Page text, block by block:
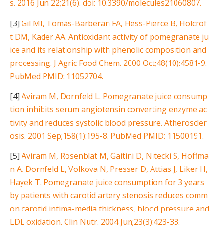
s. 2016 Jun 22;21(6). doi: 10.3390/molecules21060807.
[3] Gil MI, Tomás-Barberán FA, Hess-Pierce B, Holcrof
t DM, Kader AA. Antioxidant activity of pomegranate ju
ice and its relationship with phenolic composition and
processing. J Agric Food Chem. 2000 Oct;48(10):4581-9.
PubMed PMID: 11052704.
[4] Aviram M, Dornfeld L. Pomegranate juice consump
tion inhibits serum angiotensin converting enzyme ac
tivity and reduces systolic blood pressure. Atheroscler
osis. 2001 Sep;158(1):195-8. PubMed PMID: 11500191.
[5] Aviram M, Rosenblat M, Gaitini D, Nitecki S, Hoffma
n A, Dornfeld L, Volkova N, Presser D, Attias J, Liker H,
Hayek T. Pomegranate juice consumption for 3 years
by patients with carotid artery stenosis reduces comm
on carotid intima-media thickness, blood pressure and
LDL oxidation. Clin Nutr. 2004 Jun;23(3):423-33.